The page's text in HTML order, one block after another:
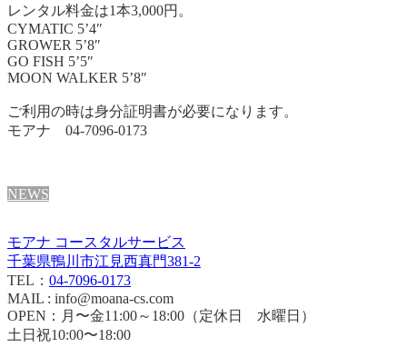
レンタル料金は1本3,000円。
CYMATIC 5’4″
GROWER 5’8″
GO FISH 5’5″
MOON WALKER 5’8″
ご利用の時は身分証明書が必要になります。
モアナ 04-7096-0173
NEWS
モアナ コースタルサービス
千葉県鴨川市江見西真門381-2
TEL： 04-7096-0173
MAIL : info@moana-cs.com
OPEN：月〜金11:00～18:00（定休日 水曜日）
土日祝10:00〜18:00